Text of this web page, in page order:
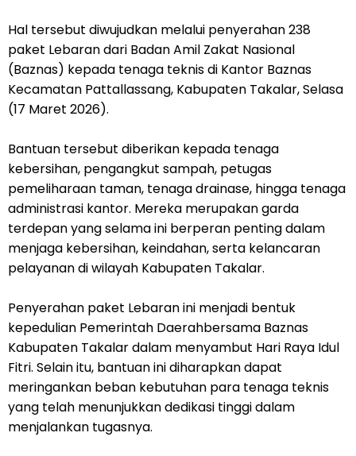
Hal tersebut diwujudkan melalui penyerahan 238
paket Lebaran dari Badan Amil Zakat Nasional
(Baznas) kepada tenaga teknis di Kantor Baznas
Kecamatan Pattallassang, Kabupaten Takalar, Selasa
(17 Maret 2026).
Bantuan tersebut diberikan kepada tenaga
kebersihan, pengangkut sampah, petugas
pemeliharaan taman, tenaga drainase, hingga tenaga
administrasi kantor. Mereka merupakan garda
terdepan yang selama ini berperan penting dalam
menjaga kebersihan, keindahan, serta kelancaran
pelayanan di wilayah Kabupaten Takalar.
Penyerahan paket Lebaran ini menjadi bentuk
kepedulian Pemerintah Daerahbersama Baznas
Kabupaten Takalar dalam menyambut Hari Raya Idul
Fitri. Selain itu, bantuan ini diharapkan dapat
meringankan beban kebutuhan para tenaga teknis
yang telah menunjukkan dedikasi tinggi dalam
menjalankan tugasnya.